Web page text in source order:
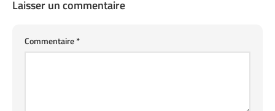
Laisser un commentaire
Commentaire*